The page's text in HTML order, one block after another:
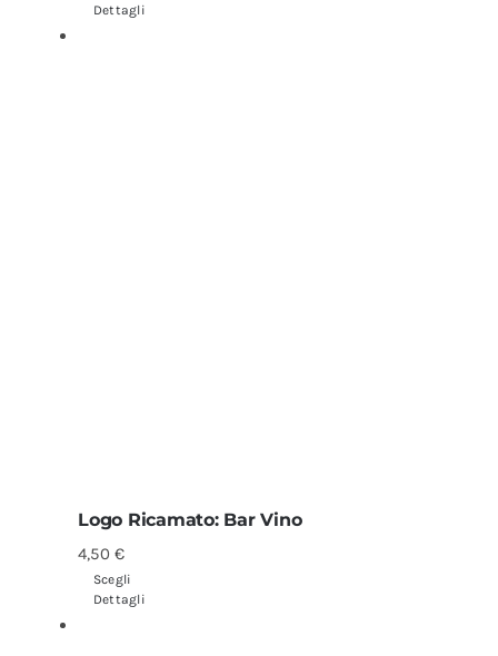
Dettagli
Logo Ricamato: Bar Vino
4,50€
Scegli
Dettagli